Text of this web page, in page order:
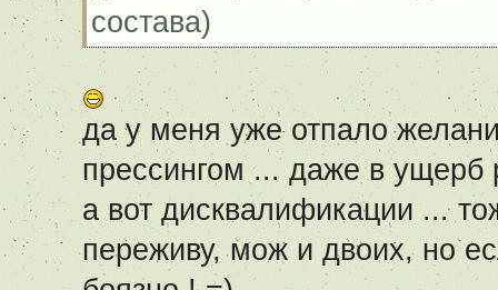
состава)
да у меня уже отпало
прессингом ... даже в ущерб
а вот дисквалификации ...
переживу, мож и двоих, но